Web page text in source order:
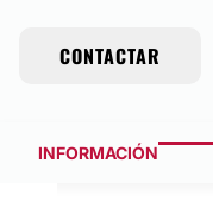
CONTACTAR
INFORMACIÓN